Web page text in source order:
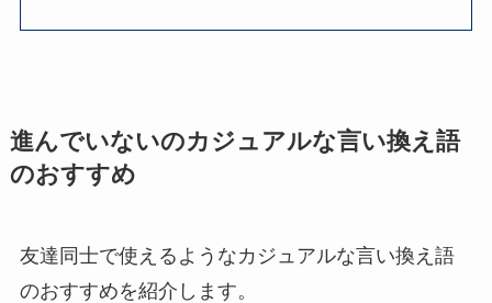
進んでいないのカジュアルな言い換え語
のおすすめ
友達同士で使えるようなカジュアルな言い換え語
のおすすめを紹介します。